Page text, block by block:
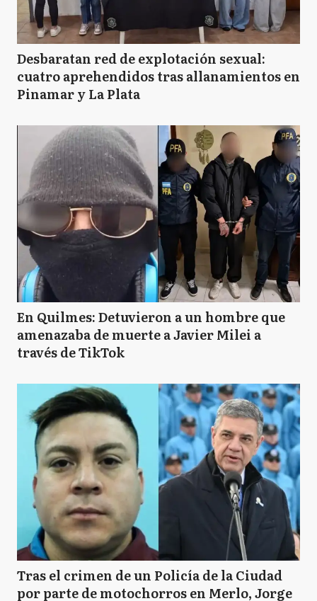
Desbaratan red de explotación sexual:
cuatro aprehendidos tras allanamientos en
Pinamar y La Plata
En Quilmes: Detuvieron a un hombre que
amenazaba de muerte a Javier Milei a
través de TikTok
Tras el crimen de un Policía de la Ciudad
por parte de motochorros en Merlo, Jorge